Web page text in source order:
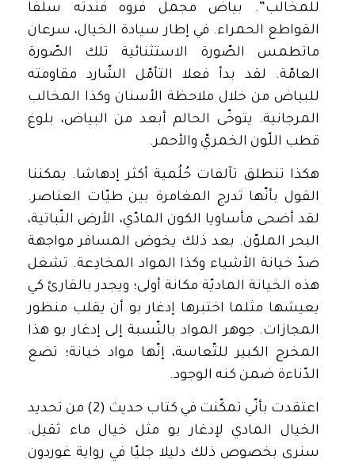
للمخالب”. بياض مجمل فروه فنّدته سلفا
القواطع الحمراء. في إطار سيادة الخيال، سرعان
ماتطمس الصّورة الاستثنائية تلك الصّورة
العامّة. لقد بدأ فعلا التأمّل الشّارد مقاومته
للبياض من خلال ملاحظة الأسنان وكذا المخالب
المرجانية. يتوخّى الحالم أبعد من البياض، بلوغ
قطب اللّون الخمريّ والأحمر.
هكذا تنطلق تآلفات حُلُمية أكثر إدهاشا. يمكننا
القول بأنّها تدرج المغامرة بين طيّات العناصر.
لقد أضحى مأساويا الكون المادّي، الأرض النّباتية،
البحر الملوّن. بعد ذلك يخوض المسافر مواجهة
ضدّ خيانة الأشياء وكذا المواد المخادِعة. تشغل
هذه الخيانة الماديّة مكانة أولى؛ ويجدر بالقارئ كي
يعيشها مثلما اختبرها إدغار بو أن يقلب منظور
المجازات. جوهر المواد بالنّسبة إلى إدغار بو هذا
المخرج الكبير للتّعاسة، إنّها مواد خيانة؛ تضع
الدّناءة ضمن كنه الوجود.
اعتقدت بأنّي تمكّنت في كتاب حديث (2) من تحديد
الخيال المادي لإدغار بو مثل خيال ماء ثقيل.
سنرى بخصوص ذلك دليلا جليّا في رواية غوردون